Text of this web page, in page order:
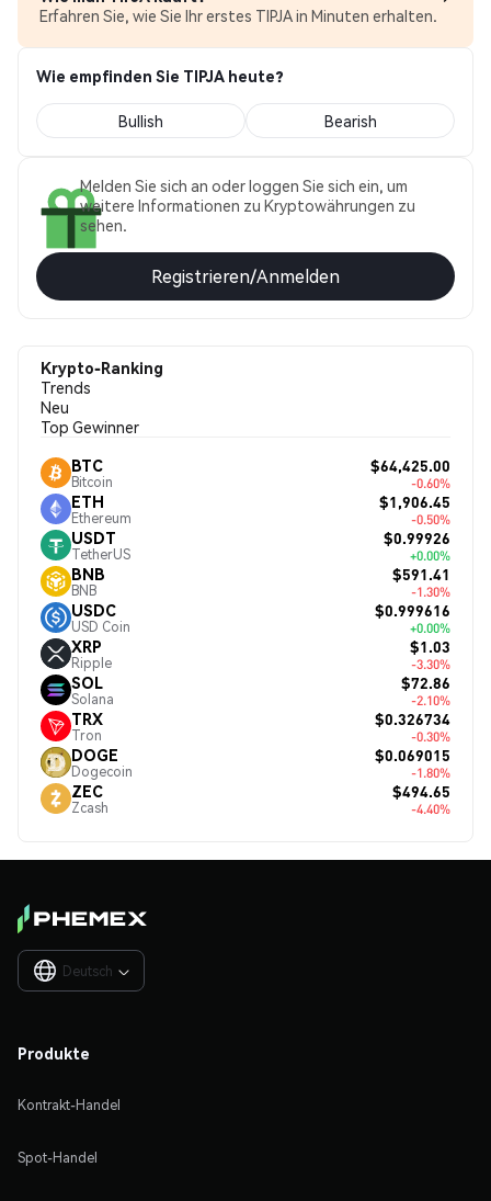
Erfahren Sie, wie Sie Ihr erstes TIPJA in Minuten erhalten.
Wie empfinden Sie TIPJA heute?
Bullish Bearish
Melden Sie sich an oder loggen Sie sich ein, um
weitere Informationen zu Kryptowährungen zu
sehen.
Registrieren/Anmelden
Krypto-Ranking
Trends
Neu
Top Gewinner
BTC
Bitcoin
$64,425.00
-0.60%
ETH
Ethereum
$1,906.45
-0.50%
USDT
TetherUS
$0.99926
+0.00%
BNB
BNB
$591.41
-1.30%
USDC
USD Coin
$0.999616
+0.00%
XRP
Ripple
$1.03
-3.30%
SOL
Solana
$72.86
-2.10%
TRX
Tron
$0.326734
-0.30%
DOGE
Dogecoin
$0.069015
-1.80%
ZEC
Zcash
$494.65
-4.40%
Deutsch 
Produkte
Kontrakt-Handel
Spot-Handel